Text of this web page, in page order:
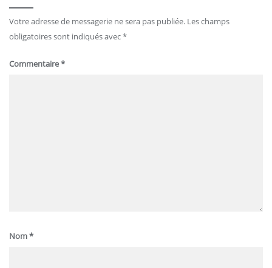
Votre adresse de messagerie ne sera pas publiée. Les champs
obligatoires sont indiqués avec*
Commentaire*
Nom*